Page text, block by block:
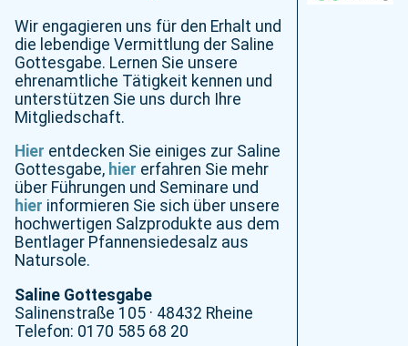
Wir engagieren uns für den Erhalt und
die lebendige Vermittlung der Saline
Gottesgabe. Lernen Sie unsere
ehrenamtliche Tätigkeit kennen und
unterstützen Sie uns durch Ihre
Mitgliedschaft.
Hier entdecken Sie einiges zur Saline
Gottesgabe, hier erfahren Sie mehr
über Führungen und Seminare und
hier informieren Sie sich über unsere
hochwertigen Salzprodukte aus dem
Bentlager Pfannensiedesalz aus
Natursole.
Saline Gottesgabe
Salinenstraße 105 · 48432 Rheine
Telefon: 0170 585 68 20